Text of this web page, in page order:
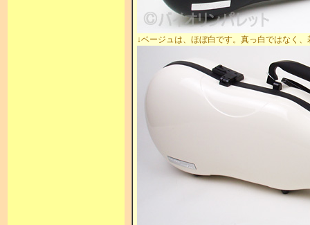
↓ベージュは、ほぼ白です。真っ白ではなく